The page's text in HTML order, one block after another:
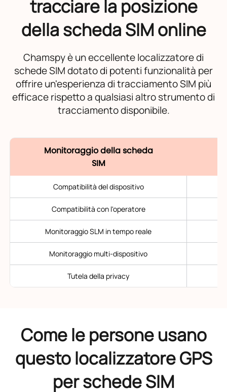
tracciare la posizione
della scheda SIM online
Chamspy è un eccellente localizzatore di
schede SIM dotato di potenti funzionalità per
offrire un'esperienza di tracciamento SIM più
efficace rispetto a qualsiasi altro strumento di
tracciamento disponibile.
Monitoraggio della scheda
SIM
Compatibilità del dispositivo
Compatibilità con l'operatore
Monitoraggio SLM in tempo reale
Monitoraggio multi-dispositivo
Tutela della privacy
Come le persone usano
questo localizzatore GPS
per schede SIM